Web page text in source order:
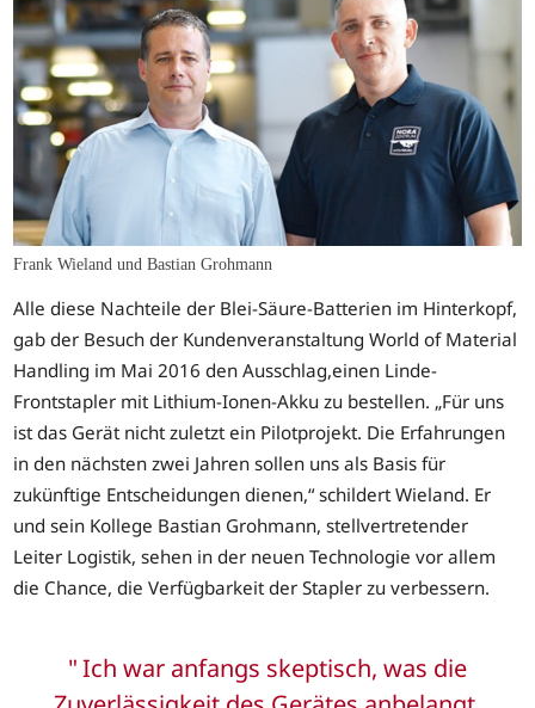
Frank Wieland und Bastian Grohmann
Alle diese Nachteile der Blei-Säure-Batterien im Hinterkopf,
gab der Besuch der Kundenveranstaltung World of Material
Handling im Mai 2016 den Ausschlag,einen Linde-
Frontstapler mit Lithium-Ionen-Akku zu bestellen. „Für uns
ist das Gerät nicht zuletzt ein Pilotprojekt. Die Erfahrungen
in den nächsten zwei Jahren sollen uns als Basis für
zukünftige Entscheidungen dienen,“ schildert Wieland. Er
und sein Kollege Bastian Grohmann, stellvertretender
Leiter Logistik, sehen in der neuen Technologie vor allem
die Chance, die Verfügbarkeit der Stapler zu verbessern.
Ich war anfangs skeptisch, was die